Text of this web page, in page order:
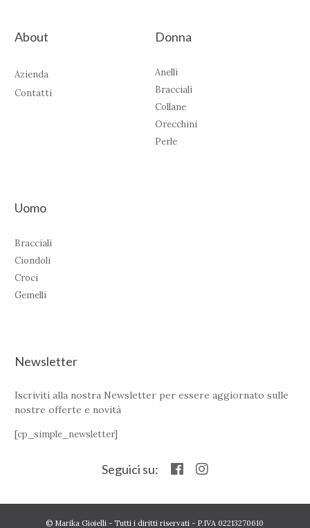
About
Azienda
Contatti
Donna
Anelli
Bracciali
Collane
Orecchini
Perle
Uomo
Bracciali
Ciondoli
Croci
Gemelli
Newsletter
Iscriviti alla nostra Newsletter per essere aggiornato sulle
nostre offerte e novità
[cp_simple_newsletter]
Seguici su:
© Marika Gioielli - Tutti i diritti riservati - P.IVA 02213270610